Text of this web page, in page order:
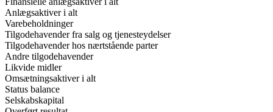
Anlægsaktiver i alt
Varebeholdninger
Tilgodehavender fra salg og tjenesteydelser
Tilgodehavender hos nærtstående parter
Andre tilgodehavender
Likvide midler
Omsætningsaktiver i alt
Status balance
Selskabskapital